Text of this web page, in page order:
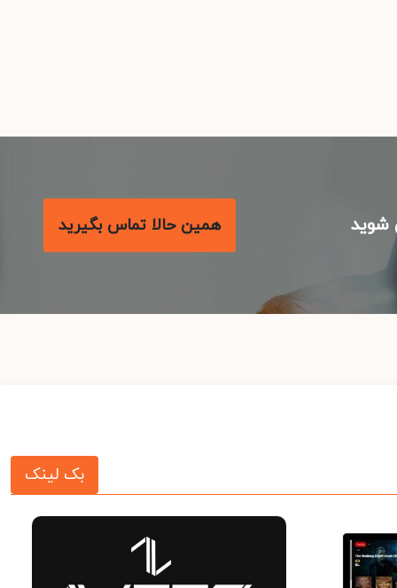
همین حالا تماس بگیرید
بک لینک